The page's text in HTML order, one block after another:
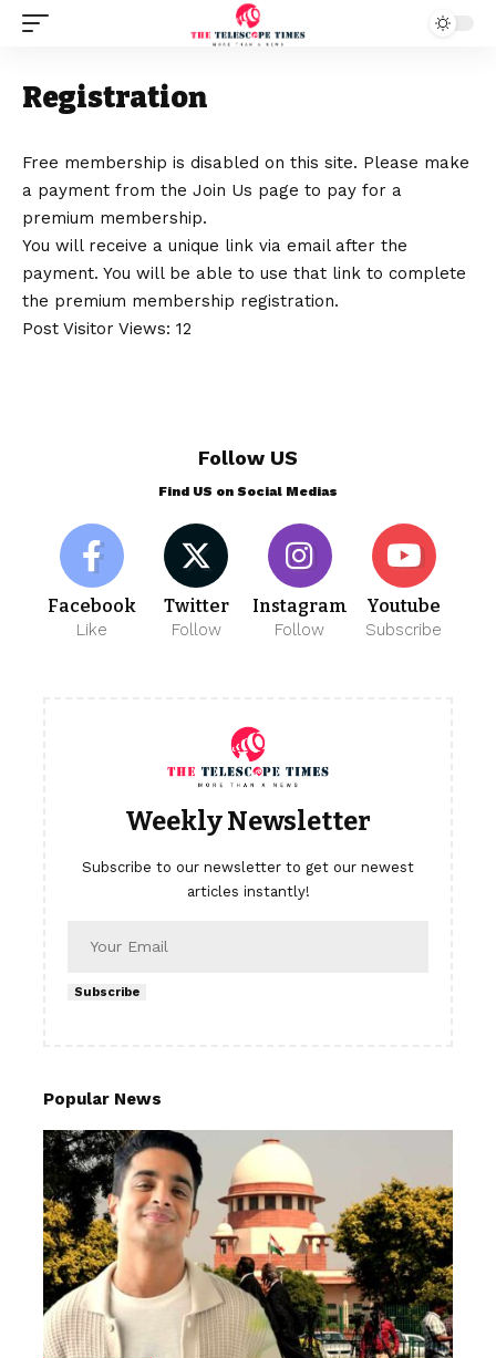
Registration
Free membership is disabled on this site. Please make
a payment from the Join Us page to pay for a
premium membership.
You will receive a unique link via email after the
payment. You will be able to use that link to complete
the premium membership registration.
Post Visitor Views: 12
Follow US
Find US on Social Medias
Facebook
Like
Twitter
Follow
Instagram
Follow
Youtube
Subscribe
Weekly Newsletter
Subscribe to our newsletter to get our newest
articles instantly!
Subscribe
Popular News